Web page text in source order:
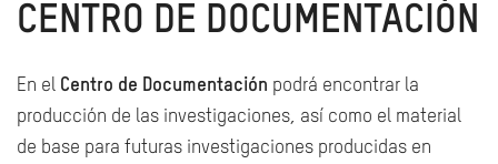
CENTRO DE DOCUMENTACIÓN
En el Centro de Documentación podrá encontrar la
producción de las investigaciones, así como el material
de base para futuras investigaciones producidas en